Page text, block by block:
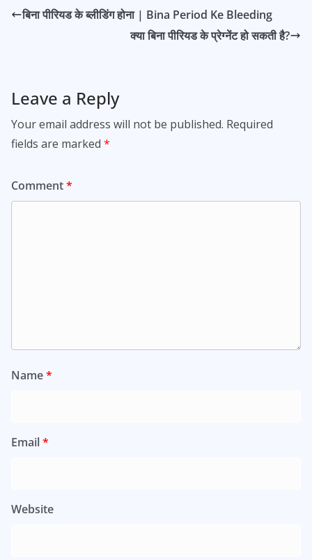
बिना पीरियड के ब्लीडिंग होना | Bina Period Ke Bleeding
क्या बिना पीरियड के प्रेग्नेंट हो सकती है?
Leave a Reply
Your email address will not be published. Required
fields are marked *
Comment*
Name*
Email*
Website